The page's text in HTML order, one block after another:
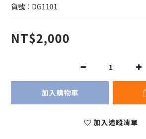
貨號：DG1101
NT$2,000
加入購物車
加入追蹤清單